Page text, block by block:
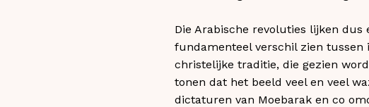
Die Arabische revoluties lijken
fundamenteel verschil zien tussen
christelijke traditie, die gezien
tonen dat het beeld veel en veel
dictaturen van Moebarak en co